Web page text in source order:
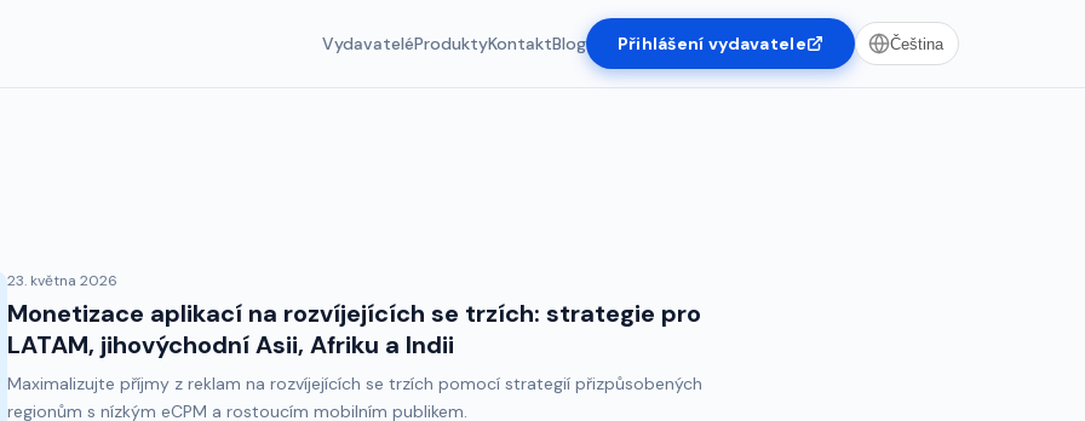
VydavateléProduktyKontaktBlog Přihlášení vydavatele Čeština
23. května 2026
Monetizace aplikací na rozvíjejících se trzích: strategie pro
LATAM, jihovýchodní Asii, Afriku a Indii
Maximalizujte příjmy z reklam na rozvíjejících se trzích pomocí strategií přizpůsobených
regionům s nízkým eCPM a rostoucím mobilním publikem.